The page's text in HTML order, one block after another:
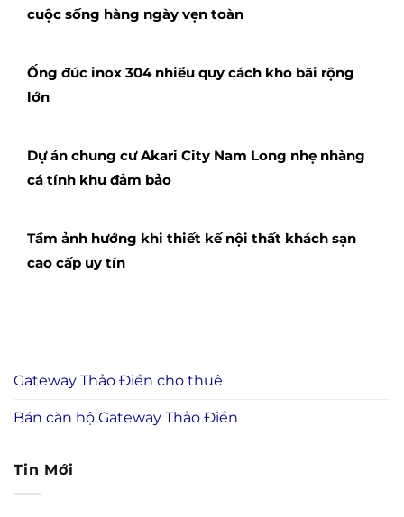
cuộc sống hàng ngày vẹn toàn
Ống đúc inox 304 nhiều quy cách kho bãi rộng
lớn
Dự án chung cư Akari City Nam Long nhẹ nhàng
cá tính khu đảm bảo
Tầm ảnh hướng khi thiết kế nội thất khách sạn
cao cấp uy tín
Gateway Thảo Điền cho thuê
Bán căn hộ Gateway Thảo Điền
Tin Mới